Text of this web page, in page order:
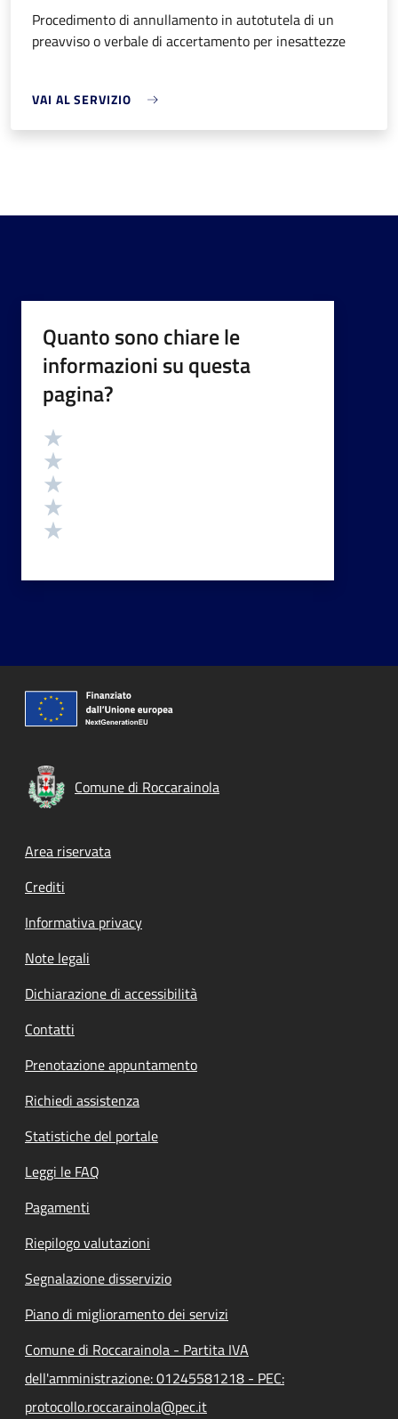
Procedimento di annullamento in autotutela di un
preavviso o verbale di accertamento per inesattezze
VAI AL SERVIZIO
Quanto sono chiare le
informazioni su questa
pagina?
Valutazione
Comune di Roccarainola
Footer menu
Area riservata
Crediti
Informativa privacy
Note legali
Dichiarazione di accessibilità
Contatti
Prenotazione appuntamento
Richiedi assistenza
Statistiche del portale
Leggi le FAQ
Pagamenti
Riepilogo valutazioni
Segnalazione disservizio
Piano di miglioramento dei servizi
Comune di Roccarainola - Partita IVA
dell'amministrazione: 01245581218 - PEC:
protocollo.roccarainola@pec.it